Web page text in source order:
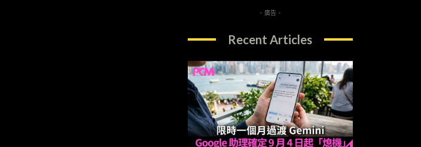
- 廣告 -
Recent Articles